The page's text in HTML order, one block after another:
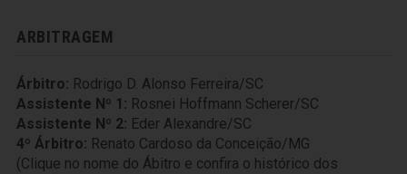
ARBITRAGEM
Árbitro: Rodrigo D. Alonso Ferreira/SC
Assistente Nº 1: Rosnei Hoffmann Scherer/SC
Assistente Nº 2: Eder Alexandre/SC
4º Árbitro: Renato Cardoso da Conceição/MG
(Clique no nome do Ábitro e confira o histórico dos